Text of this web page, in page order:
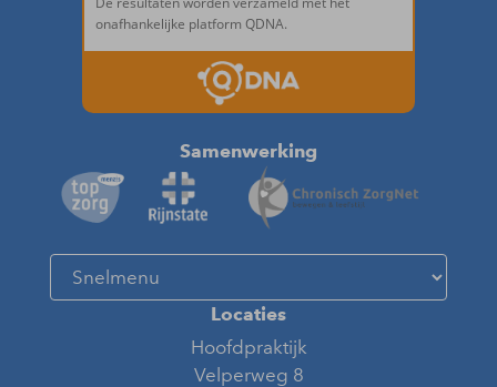
Samenwerking
Locaties
Hoofdpraktijk
Velperweg 8